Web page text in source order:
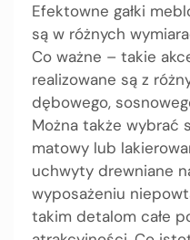
Efektowne gałki
są w różnych
Co ważne – takie
realizowane są z
dębowego,
Można także wybrać
matowy lub
uchwyty drewniane
wyposażeniu
takim detalom całe